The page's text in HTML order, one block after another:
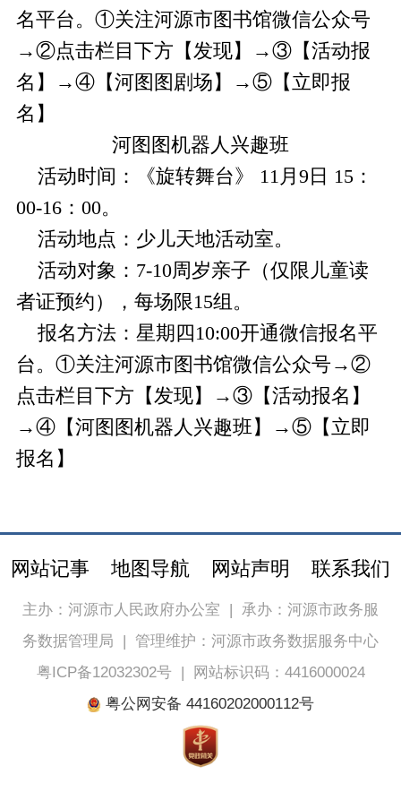
名平台。①关注河源市图书馆微信公众号
→②点击栏目下方【发现】→③【活动报
名】→④【河图图剧场】→⑤【立即报
名】
河图图机器人兴趣班
活动时间：《旋转舞台》 11月9日 15：
00-16：00。
活动地点：少儿天地活动室。
活动对象：7-10周岁亲子（仅限儿童读
者证预约），每场限15组。
报名方法：星期四10:00开通微信报名平
台。①关注河源市图书馆微信公众号→②
点击栏目下方【发现】→③【活动报名】
→④【河图图机器人兴趣班】→⑤【立即
报名】
网站记事 地图导航 网站声明 联系我们
主办：河源市人民政府办公室 | 承办：河源市政务服
务数据管理局 | 管理维护：河源市政务数据服务中心
粤ICP备12032302号|
网站标识码：4416000024
粤公网安备 44160202000112号